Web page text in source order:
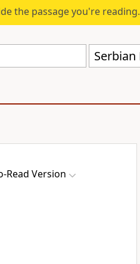
the passage you're reading.
Read Version